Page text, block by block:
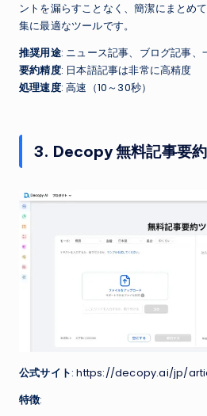
ントを漏らすことなく、簡潔にまとめ
集に最適なツールです。
推奨用途: ニュース記事、ブログ記事、
要約精度: 日本語記事は非常に高精度
処理速度: 高速（10～30秒）
3. Decopy 無料記事要
公式サイト:https://decopy.ai/jp/
特徴: